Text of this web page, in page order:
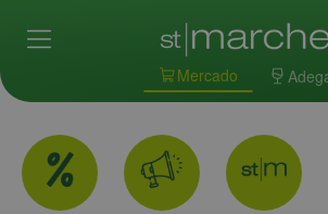
Mercado